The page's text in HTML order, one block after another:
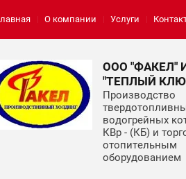
О компании Услуги
ООО "ФАКЕЛ"
"ТЕПЛЫЙ
Производство
водогрейных
КВр - (КБ) и
отопительным
оборудованием